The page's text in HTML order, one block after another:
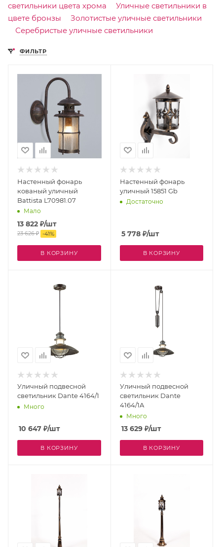
светильники цвета хрома
Уличные светильники в
цвете бронзы
Золотистые уличные светильники
Серебристые уличные светильники
ФИЛЬТР
Настенный фонарь
кованый уличный
Battista L70981.07
Мало
13 822 ₽/шт
23 626₽ -41%
В КОРЗИНУ
Настенный фонарь
уличный 15851 Gb
Достаточно
5 778₽/шт
В КОРЗИНУ
Уличный подвесной
светильник Dante 4164/1
Много
10 647 ₽/шт
В КОРЗИНУ
Уличный подвесной
светильник Dante
4164/1A
Много
13 629₽/шт
В КОРЗИНУ